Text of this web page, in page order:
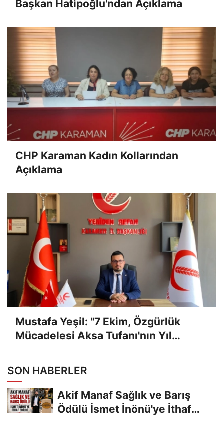
Başkan Hatipoğlu'ndan Açıklama
CHP Karaman Kadın Kollarından
Açıklama
Mustafa Yeşil: "7 Ekim, Özgürlük
Mücadelesi Aksa Tufanı'nın Yıl
SON HABERLER
Akif Manaf Sağlık ve Barış
Ödülü İsmet İnönü'ye İthaf